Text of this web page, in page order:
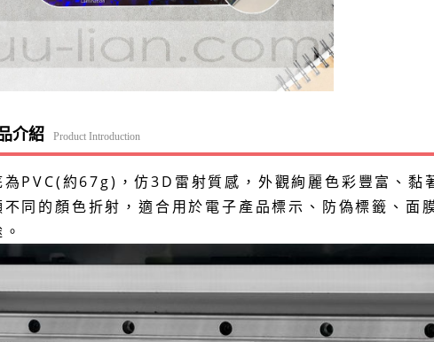
介紹 Product Introduction
為PVC(約67g)，仿3D雷射質感，外觀絢麗色彩豐富、黏
不同的顏色折射，適合用於電子產品標示、防偽標籤、面